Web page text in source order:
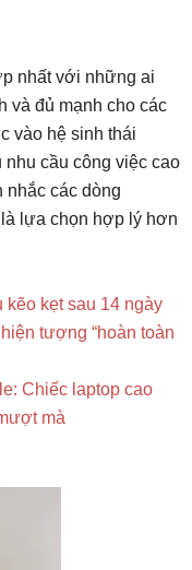
nhất với những ai
và đủ mạnh cho các
vào hệ sinh thái
cầu công việc cao
nhắc các dòng
lựa chọn hợp lý hơn
kẽo kẹt sau 14 ngày
tượng “hoàn toàn
Chiếc laptop cao
mà